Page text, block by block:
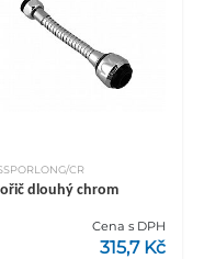
CR
dlouhý chrom
Cena s DPH
315,7 Kč